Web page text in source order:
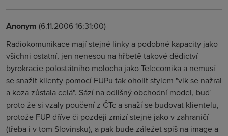
Anonym (6.11.2006 16:31:00)
Radiokomunikace mají stejné linky a podobné kapacity jako
všichni ostatní, jen nenesou na hřbetě takové dědictví
byrokracie polostátního molocha jako Telecomika a nemusí
se snažit klienty pomocí FUPu tak oholit stylem "vlk se nažral
a koza zůstala celá". Sází na odlišný obchodní model, buď
proto že si vzaly poučení z ČTc a snaží se budovat klientelu,
protože FUP dříve či později zmizí stejně jako v zahraničí
(třeba i v tom Slovinsku), a pak bude záležet spíš na image a